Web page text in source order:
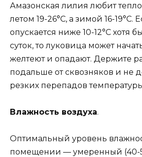
Амазонская лилия любит
летом 19-26°С, а зимой 16-19°С.
опускается ниже 10-12°С хотя
суток, то луковица может
желтеют и опадают. Держите
подальше от сквозняков и не
резких перепадов
Влажность воздуха.
Оптимальный уровень
помещении — умеренный (40-